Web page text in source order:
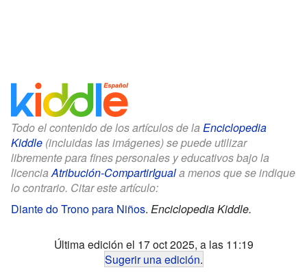
Todo el contenido de los artículos de la Enciclopedia
Kiddle (incluidas las imágenes) se puede utilizar
libremente para fines personales y educativos bajo la
licenciaAtribución-CompartirIguala menos que se indique
lo contrario. Citar este artículo:
Diante do Trono para Niños. Enciclopedia Kiddle.
Última edición el 17 oct 2025, a las 11:19
Sugerir una edición.